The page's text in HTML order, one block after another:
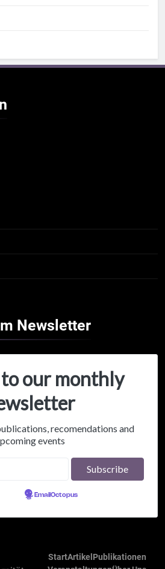
Newsletter
our monthly
recomendations and
events
EmailOctopus
StartArtikel Publikationen